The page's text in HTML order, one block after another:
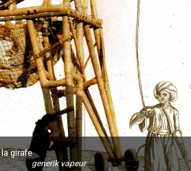
la girafe
generik vapeur